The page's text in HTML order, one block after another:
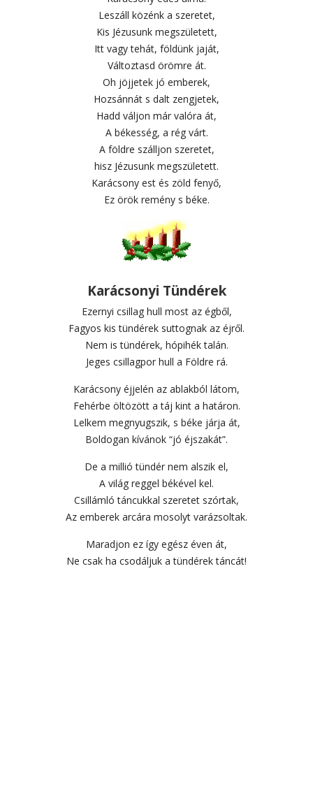
Leszáll közénk a szeretet,
Kis Jézusunk megszületett,
Itt vagy tehát, földünk jaját,
Változtasd örömre át.
Oh jöjjetek jó emberek,
Hozsánnát s dalt zengjetek,
Hadd váljon már valóra át,
A békesség, a rég várt.
A földre szálljon szeretet,
hisz Jézusunk megszületett.
Karácsony est és zöld fenyő,
Ez örök remény s béke.
Karácsonyi Tündérek
Ezernyi csillag hull most az égből,
Fagyos kis tündérek suttognak az éjről.
Nem is tündérek, hópihék talán.
Jeges csillagpor hull a Földre rá.
Karácsony éjjelén az ablakból látom,
Fehérbe öltözött a táj kint a határon.
Lelkem megnyugszik, s béke járja át,
Boldogan kívánok “jó éjszakát”.
De a millió tündér nem alszik el,
A világ reggel békével kel.
Csillámló táncukkal szeretet szórtak,
Az emberek arcára mosolyt varázsoltak.
Maradjon ez így egész éven át,
Ne csak ha csodáljuk a tündérek táncát!